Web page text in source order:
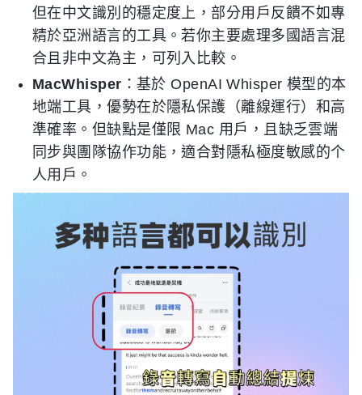
但在中文識別的穩定度上，部分用戶反饋不如專
精於亞洲語言的工具。若你主要處理多國語言混
合且非中文為主，可列入比較。
MacWhisper ：基於 OpenAI Whisper 模型的本
地端工具，優勢在於隱私保護（離線運行）和高
準確率。但缺點是僅限 Mac 用戶，且缺乏雲端
同步與團隊協作功能，適合對隱私極度敏感的个
人用戶。